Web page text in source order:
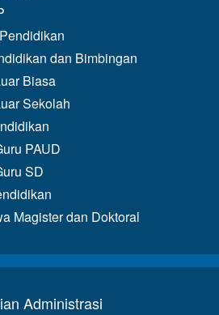
dan Bimbingan
Biasa
Sekolah
PAUD
SD
Magister dan Doktoral
Administrasi